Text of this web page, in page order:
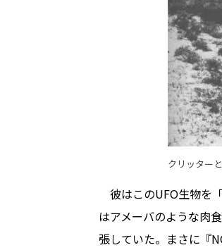
クリッター
彼はこのUFO生物を
はアメーバのような肉
張していた。まさに『